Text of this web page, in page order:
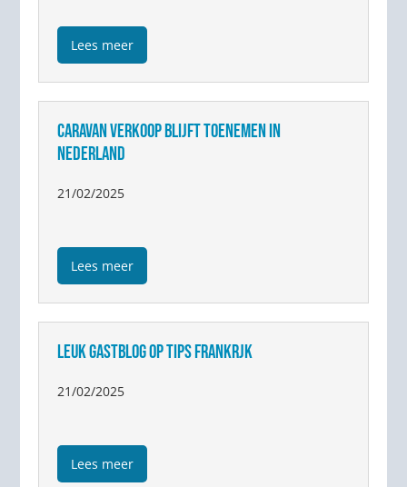
Lees meer
CARAVAN VERKOOP BLIJFT TOENEMEN IN
NEDERLAND
21/02/2025
Lees meer
LEUK GASTBLOG OP TIPS FRANKRJK
21/02/2025
Lees meer